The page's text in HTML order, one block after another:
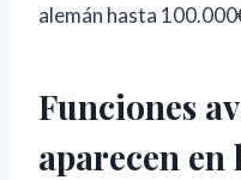
alemán hasta
Funciones
aparecen